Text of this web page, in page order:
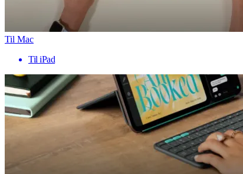
Til Mac
Til iPad